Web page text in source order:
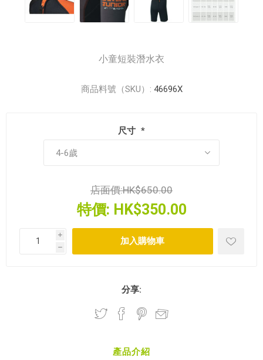
小童短裝潛水衣
商品料號（SKU）: 46696X
尺寸 *
店面價:HK$650.00
特價: HK$350.00
i
h
分享:
產品介紹